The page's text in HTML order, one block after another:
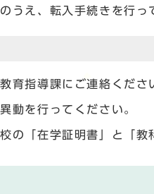
うえ、転入手続きを行っ
育指導課にご連絡くださ
動を行ってください。
の「在学証明書」と「教